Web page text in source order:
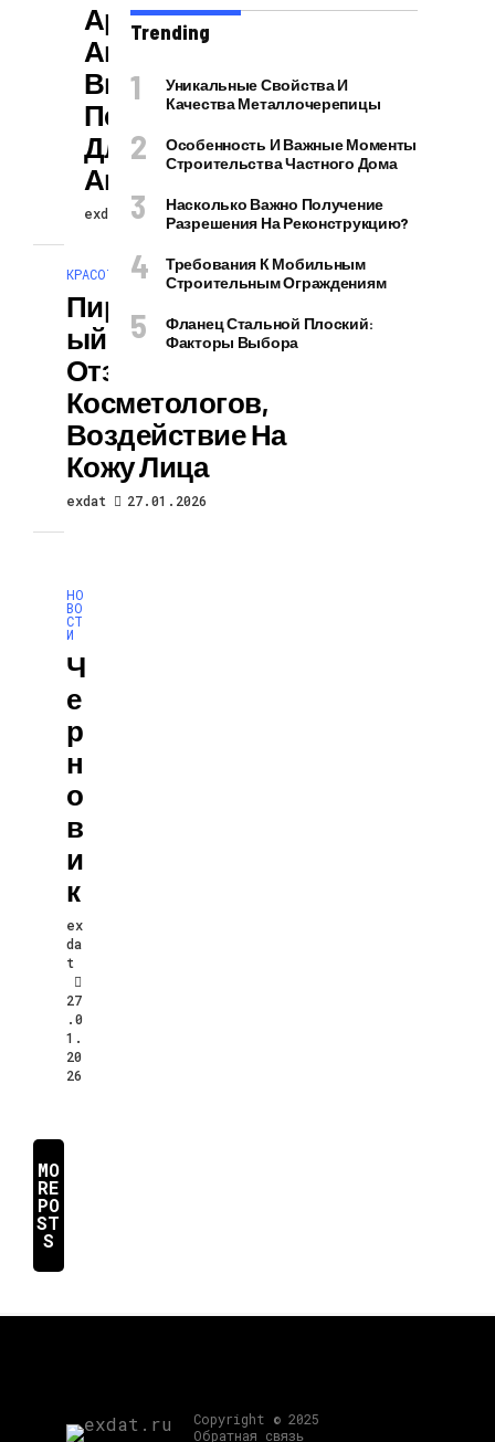
Аренда
Автомобиля С
Выкупом, Новая
Перспектива
Для
Автолюбителей
exdat 28.01.2026
КРАСОТА И ЗДОРОВЬЕ
Пировиноградн
Ый Пилинг:
Отзывы
Косметологов,
Воздействие На
Кожу Лица
exdat 27.01.2026
НО
ВО
СТ
И
Ч
Е
Р
Н
О
В
И
К
ex
da
t
27
.0
1.
20
26
MO
RE
PO
ST
S
Trending
Уникальные Свойства И
Качества Металлочерепицы
Особенность И Важные Моменты
Строительства Частного Дома
Насколько Важно Получение
Разрешения На Реконструкцию?
Требования К Мобильным
Строительным Ограждениям
Фланец Стальной Плоский:
Факторы Выбора
Copyright © 2025
Обратная связь